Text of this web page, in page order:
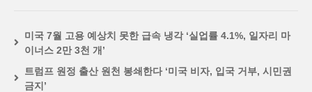
미국 7월 고용 예상치 못한 급속 냉각 ‘실업률 4.1%, 일자리 마
이너스 2만 3천 개’
트럼프 원정 출산 원천 봉쇄한다 ‘미국 비자, 입국 거부, 시민권
금지’